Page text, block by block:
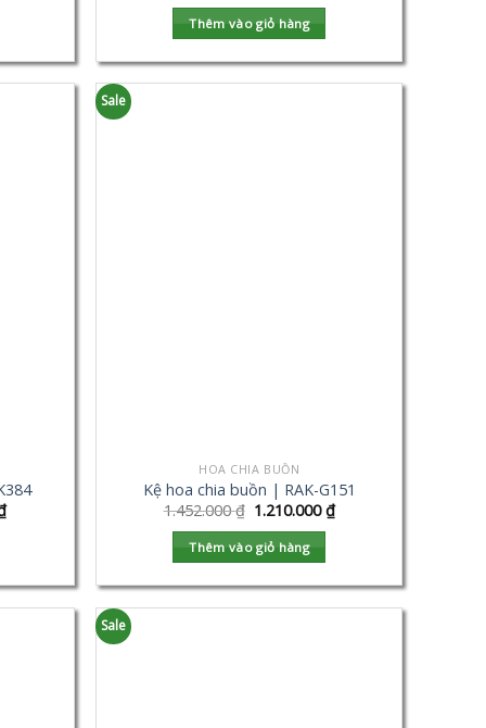
Thêm vào giỏ hàng
Sale
HOA CHIA BUỒN
Kệ hoa chia buồn | RAK-G151
1.452.000₫ 1.210.000₫
Thêm vào giỏ hàng
Sale